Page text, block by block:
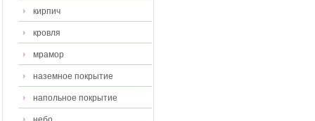
кирпич
кровля
мрамор
наземное покрытие
напольное покрытие